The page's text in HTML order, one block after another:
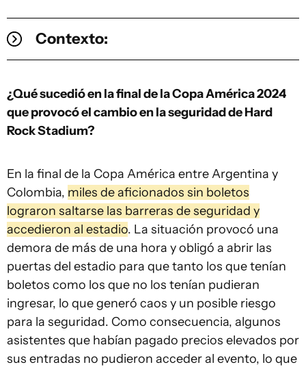
Contexto:
¿Qué sucedió en la final de la Copa América 2024
que provocó el cambio en la seguridad de Hard
Rock Stadium?
En la final de la Copa América entre Argentina y
Colombia, miles de aficionados sin boletos
lograron saltarse las barreras de seguridad y
accedieron al estadio. La situación provocó una
demora de más de una hora y obligó a abrir las
puertas del estadio para que tanto los que tenían
boletos como los que no los tenían pudieran
ingresar, lo que generó caos y un posible riesgo
para la seguridad. Como consecuencia, algunos
asistentes que habían pagado precios elevados por
sus entradas no pudieron acceder al evento, lo que